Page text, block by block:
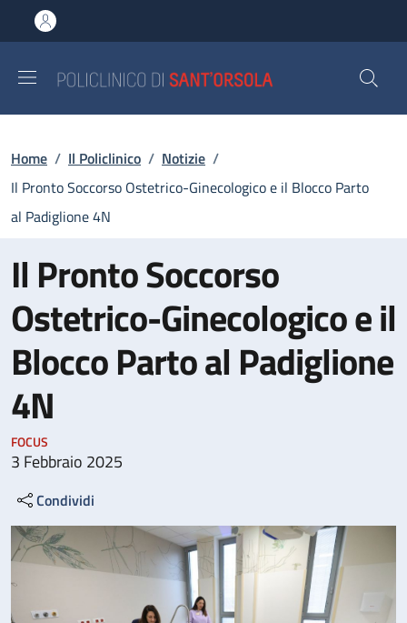
al contenuto principale
to footer content
Briciole di pane
Home / Il Policlinico / Notizie /
Il Pronto Soccorso Ostetrico-Ginecologico e il Blocco Parto
al Padiglione 4N
Il Pronto Soccorso
Ostetrico-Ginecologico e il
Blocco Parto al Padiglione
4N
FOCUS
3 Febbraio 2025
Condividi